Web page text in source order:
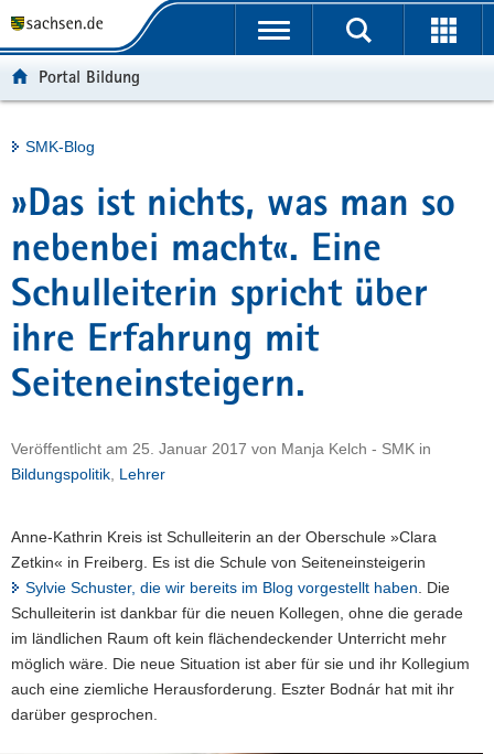
t
e
r
g
r
f
e
e
v
i
g
a
t
i
o
n
u
h
a
t
e
v
e
Portalübergreifende
Portal Bildung
Hauptinhalt
SMK-Blog
»Das ist nichts, was man so
nebenbei macht«. Eine
Schulleiterin spricht über
ihre Erfahrung mit
Seiteneinsteigern.
Veröffentlicht am 25. Januar 2017 von Manja Kelch - SMK in
Bildungspolitik Lehrer
Anne-Kathrin Kreis ist Schulleiterin an der Oberschule »Clara
Zetkin« in Freiberg. Es ist die Schule von Seiteneinsteigerin
Sylvie Schuster, die wir bereits im Blog vorgestellt haben . Die
Schulleiterin ist dankbar für die neuen Kollegen, ohne die gerade
im ländlichen Raum oft kein flächendeckender Unterricht mehr
möglich wäre. Die neue Situation ist aber für sie und ihr Kollegium
auch eine ziemliche Herausforderung. Eszter Bodnár hat mit ihr
darüber gesprochen.